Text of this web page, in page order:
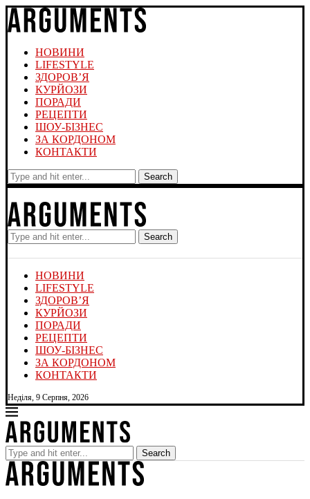
НОВИНИ
LIFESTYLE
ЗДОРОВ’Я
КУРЙОЗИ
ПОРАДИ
РЕЦЕПТИ
ШОУ-БІЗНЕС
ЗА КОРДОНОМ
КОНТАКТИ
Search
Search
НОВИНИ
LIFESTYLE
ЗДОРОВ’Я
КУРЙОЗИ
ПОРАДИ
РЕЦЕПТИ
ШОУ-БІЗНЕС
ЗА КОРДОНОМ
КОНТАКТИ
Неділя, 9 Серпня, 2026
Search